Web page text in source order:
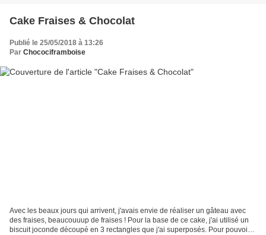
Cake Fraises & Chocolat
Publié le 25/05/2018 à 13:26
Par Chocociframboise
Avec les beaux jours qui arrivent, j'avais envie de réaliser un gâteau avec
des fraises, beaucouuup de fraises ! Pour la base de ce cake, j'ai utilisé un
biscuit joconde découpé en 3 rectangles que j'ai superposés. Pour pouvoir